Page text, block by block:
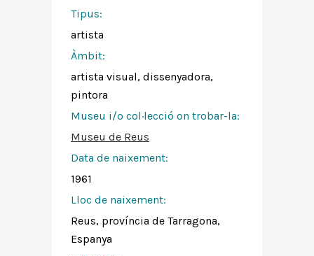
Tipus:
artista
Àmbit:
artista visual, dissenyadora,
pintora
Museu i/o col·lecció on trobar-la:
Museu de Reus
Data de naixement:
1961
Lloc de naixement:
Reus, província de Tarragona,
Espanya